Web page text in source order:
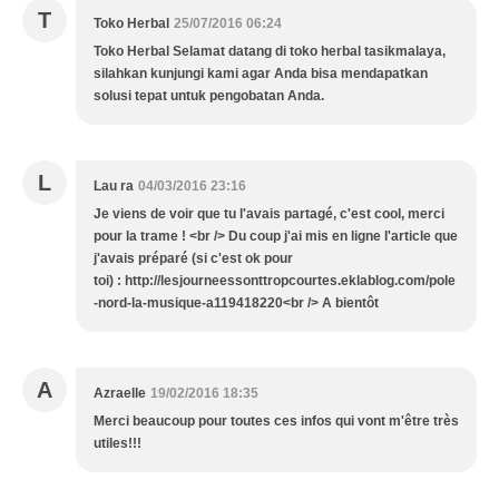
T Toko Herbal 25/07/2016 06:24
Toko Herbal Selamat datang di toko herbal tasikmalaya,
silahkan kunjungi kami agar Anda bisa mendapatkan
solusi tepat untuk pengobatan Anda.
L Lau ra 04/03/2016 23:16
Je viens de voir que tu l'avais partagé, c'est cool, merci
pour la trame ! <br /> Du coup j'ai mis en ligne l'article que
j'avais préparé (si c'est ok pour
toi) : http://lesjourneessonttropcourtes.eklablog.com/pole
-nord-la-musique-a119418220<br /> A bientôt
A Azraelle 19/02/2016 18:35
Merci beaucoup pour toutes ces infos qui vont m'être très
utiles!!!